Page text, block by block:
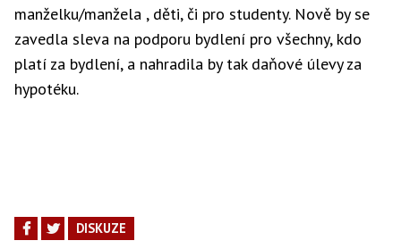
manželku/manžela , děti, či pro studenty. Nově by se
zavedla sleva na podporu bydlení pro všechny, kdo
platí za bydlení, a nahradila by tak daňové úlevy za
hypotéku.
DISKUZE